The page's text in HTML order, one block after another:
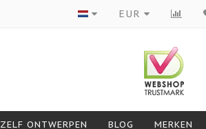
Producten van
EUR
ZELF ONTWERPEN BLOG MERKEN